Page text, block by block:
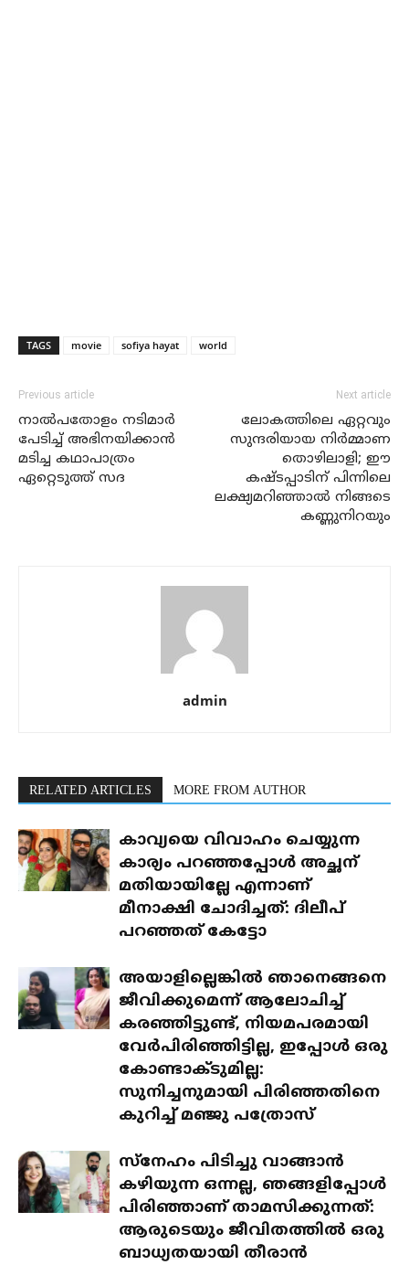
TAGS movie sofiya hayat world
Previous article
നാല്‍പതോളം നടിമാര്‍
പേടിച്ച് അഭിനയിക്കാന്‍
മടിച്ച കഥാപാത്രം
ഏറ്റെടുത്ത് സദ
Next article
ലോകത്തിലെ ഏറ്റവും
സുന്ദരിയായ നിര്‍മ്മാണ
തൊഴിലാളി; ഈ
കഷ്ടപ്പാടിന് പിന്നിലെ
ലക്ഷ്യമറിഞ്ഞാല്‍ നിങ്ങടെ
കണ്ണുനിറയും
admin
RELATED ARTICLES MORE FROM AUTHOR
കാവ്യയെ വിവാഹം ചെയ്യുന്ന
കാര്യം പറഞ്ഞപ്പോൾ അച്ഛന്
മതിയായില്ലേ എന്നാണ്
മീനാക്ഷി ചോദിച്ചത്: ദിലീപ്
പറഞ്ഞത് കേട്ടോ
അയാളില്ലെങ്കിൽ ഞാനെങ്ങനെ
ജീവിക്കുമെന്ന് ആലോചിച്ച്
കരഞ്ഞിട്ടുണ്ട്, നിയമപരമായി
വേർപിരിഞ്ഞിട്ടില്ല, ഇപ്പോൾ ഒരു
കോണ്ടാക്ടുമില്ല:
സുനിച്ചനുമായി പിരിഞ്ഞതിനെ
കുറിച്ച് മഞ്ജു പത്രോസ്
സ്‌നേഹം പിടിച്ചു വാങ്ങാൻ
കഴിയുന്ന ഒന്നല്ല, ഞങ്ങളിപ്പോൾ
പിരിഞ്ഞാണ് താമസിക്കുന്നത്:
ആരുടെയും ജീവിതത്തിൽ ഒരു
ബാധ്യതയായി തീരാൻ